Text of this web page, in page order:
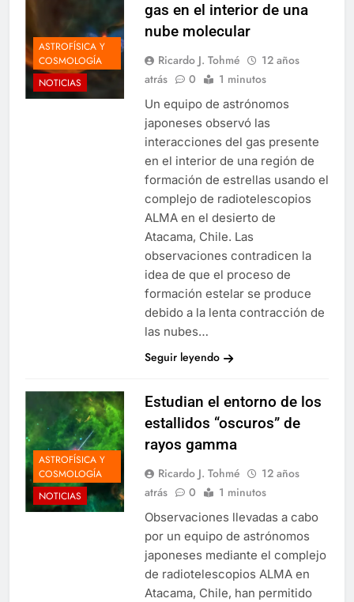
ASTROFÍSICA Y
COSMOLOGÍA
NOTICIAS
gas en el interior de una
nube molecular
Ricardo J. Tohmé
12 años
atrás
0 1 minutos
Un equipo de astrónomos
japoneses observó las
interacciones del gas presente
en el interior de una región de
formación de estrellas usando el
complejo de radiotelescopios
ALMA en el desierto de
Atacama, Chile. Las
observaciones contradicen la
idea de que el proceso de
formación estelar se produce
debido a la lenta contracción de
las nubes…
Seguir leyendo
ASTROFÍSICA Y
COSMOLOGÍA
NOTICIAS
Estudian el entorno de los
estallidos “oscuros” de
rayos gamma
Ricardo J. Tohmé
12 años
atrás
0 1 minutos
Observaciones llevadas a cabo
por un equipo de astrónomos
japoneses mediante el complejo
de radiotelescopios ALMA en
Atacama, Chile, han permitido